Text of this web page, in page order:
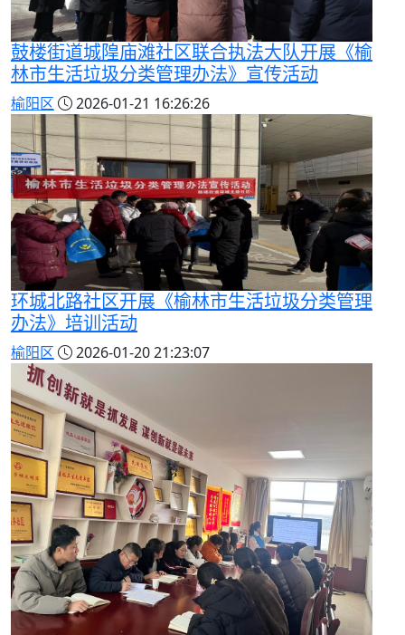
鼓楼街道城隍庙滩社区联合执法大队开展《榆
林市生活垃圾分类管理办法》宣传活动
榆阳区 2026-01-21 16:26:26
环城北路社区开展《榆林市生活垃圾分类管理
办法》培训活动
榆阳区 2026-01-20 21:23:07